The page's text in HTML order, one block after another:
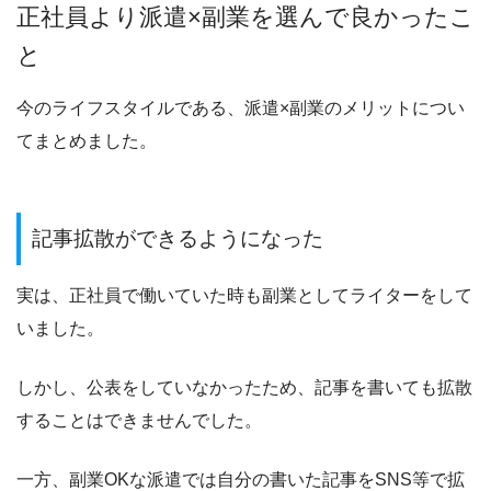
正社員より派遣×副業を選んで良かったこ
と
今のライフスタイルである、派遣×副業のメリットについ
てまとめました。
記事拡散ができるようになった
実は、正社員で働いていた時も副業としてライターをして
いました。
しかし、公表をしていなかったため、記事を書いても拡散
することはできませんでした。
一方、副業OKな派遣では自分の書いた記事をSNS等で拡